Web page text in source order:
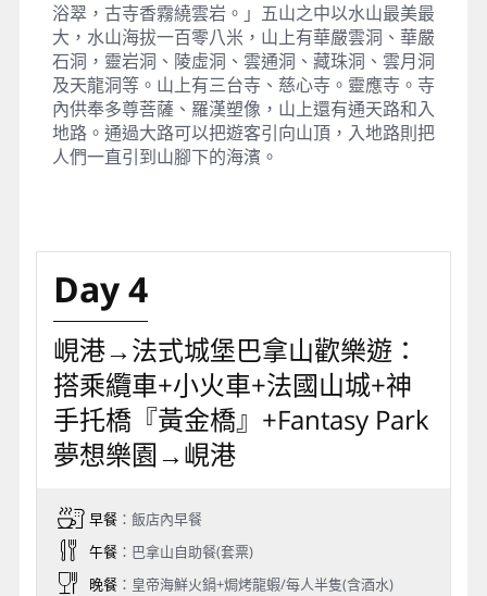
浴翠，古寺香霧繞雲岩。」五山之中以水山最美最
大，水山海拔一百零八米，山上有華嚴雲洞、華嚴
石洞，靈岩洞、陵虛洞、雲通洞、藏珠洞、雲月洞
及天龍洞等。山上有三台寺、慈心寺。靈應寺。寺
內供奉多尊菩薩、羅漢塑像，山上還有通天路和入
地路。通過大路可以把遊客引向山頂，入地路則把
人們一直引到山腳下的海濱。
Day 4
峴港→法式城堡巴拿山歡樂遊：
搭乘纜車+小火車+法國山城+神
手托橋『黃金橋』+Fantasy Park
夢想樂園→峴港
早餐：飯店內早餐
午餐：巴拿山自助餐(套票)
晚餐：皇帝海鮮火鍋+焗烤龍蝦/每人半隻(含酒水)